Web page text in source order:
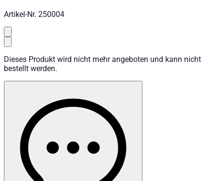
Artikel-Nr. 250004
Dieses Produkt wird nicht mehr angeboten und kann nicht
bestellt werden.